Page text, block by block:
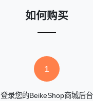
如何购买
1
登录您的BeikeShop商城后台